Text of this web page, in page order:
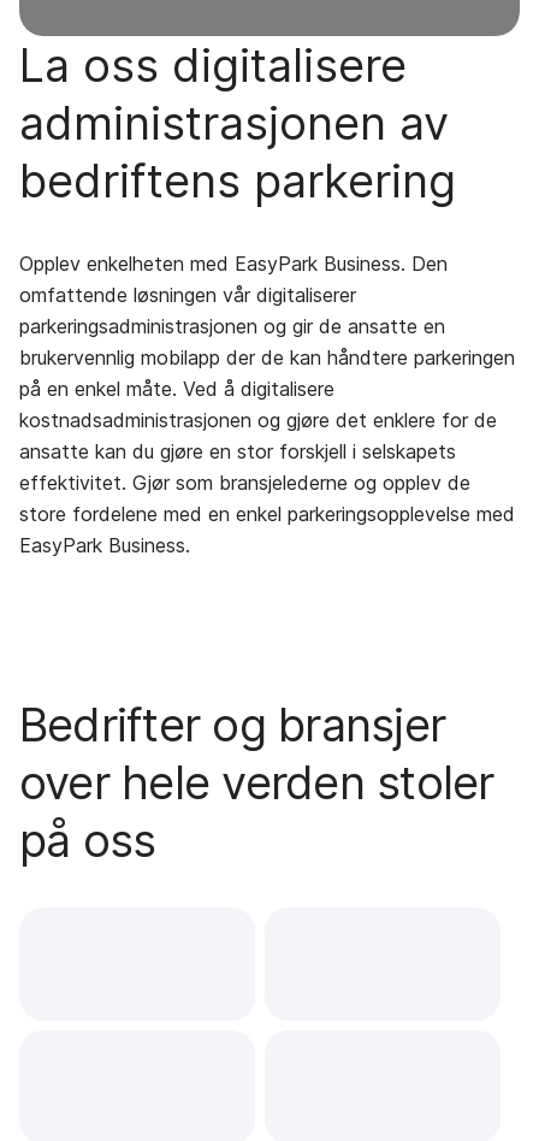
La oss digitalisere
administrasjonen av
bedriftens parkering
Opplev enkelheten med EasyPark Business. Den
omfattende løsningen vår digitaliserer
parkeringsadministrasjonen og gir de ansatte en
brukervennlig mobilapp der de kan håndtere parkeringen
på en enkel måte. Ved å digitalisere
kostnadsadministrasjonen og gjøre det enklere for de
ansatte kan du gjøre en stor forskjell i selskapets
effektivitet. Gjør som bransjelederne og opplev de
store fordelene med en enkel parkeringsopplevelse med
EasyPark Business.
Bedrifter og bransjer
over hele verden stoler
på oss